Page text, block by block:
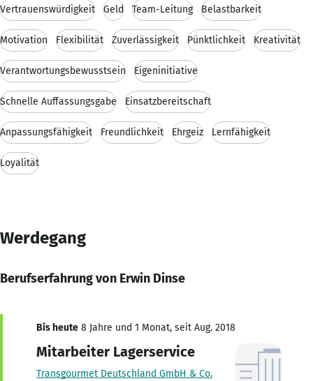
Vertrauenswürdigkeit Geld Team-Leitung Belastbarkeit
Motivation Flexibilität Zuverlässigkeit Pünktlichkeit Kreativität
Verantwortungsbewusstsein Eigeninitiative
Schnelle Auffassungsgabe Einsatzbereitschaft
Anpassungsfähigkeit Freundlichkeit Ehrgeiz Lernfähigkeit
Loyalität
Werdegang
Berufserfahrung von Erwin Dinse
Bis heute 8 Jahre und 1 Monat, seit Aug. 2018
Mitarbeiter Lagerservice
Transgourmet Deutschland GmbH & Co.